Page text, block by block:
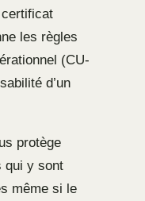
les règles
(CU-
d’un
protège
qui y sont
même si le